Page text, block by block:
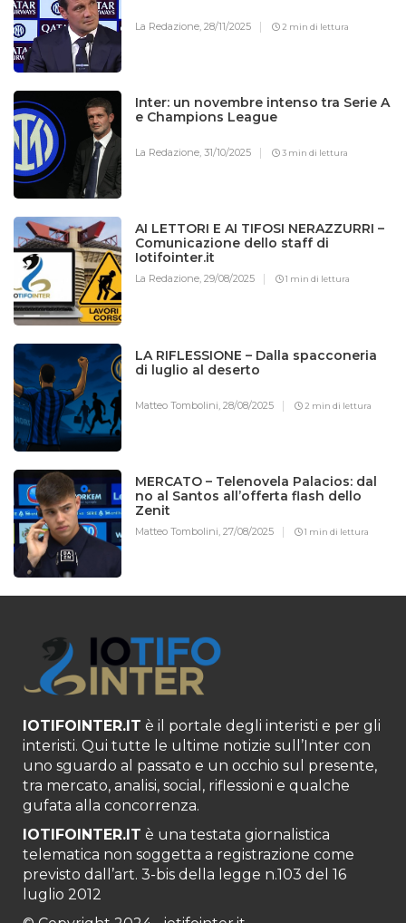
La Redazione,28/11/2025 2 min di lettura
Inter: un novembre intenso tra Serie A
e Champions League
La Redazione,31/10/2025 3 min di lettura
AI LETTORI E AI TIFOSI NERAZZURRI –
Comunicazione dello staff di
Iotifointer.it
La Redazione,29/08/2025 1 min di lettura
LA RIFLESSIONE – Dalla spacconeria
di luglio al deserto
Matteo Tombolini,28/08/2025 2 min di lettura
MERCATO – Telenovela Palacios: dal
no al Santos all’offerta flash dello
Zenit
Matteo Tombolini,27/08/2025 1 min di lettura
IOTIFOINTER.IT è il portale degli interisti e per gli
interisti. Qui tutte le ultime notizie sull’Inter con
uno sguardo al passato e un occhio sul presente,
tra mercato, analisi, social, riflessioni e qualche
gufata alla concorrenza.
IOTIFOINTER.IT è una testata giornalistica
telematica non soggetta a registrazione come
previsto dall’art. 3-bis della legge n.103 del 16
luglio 2012